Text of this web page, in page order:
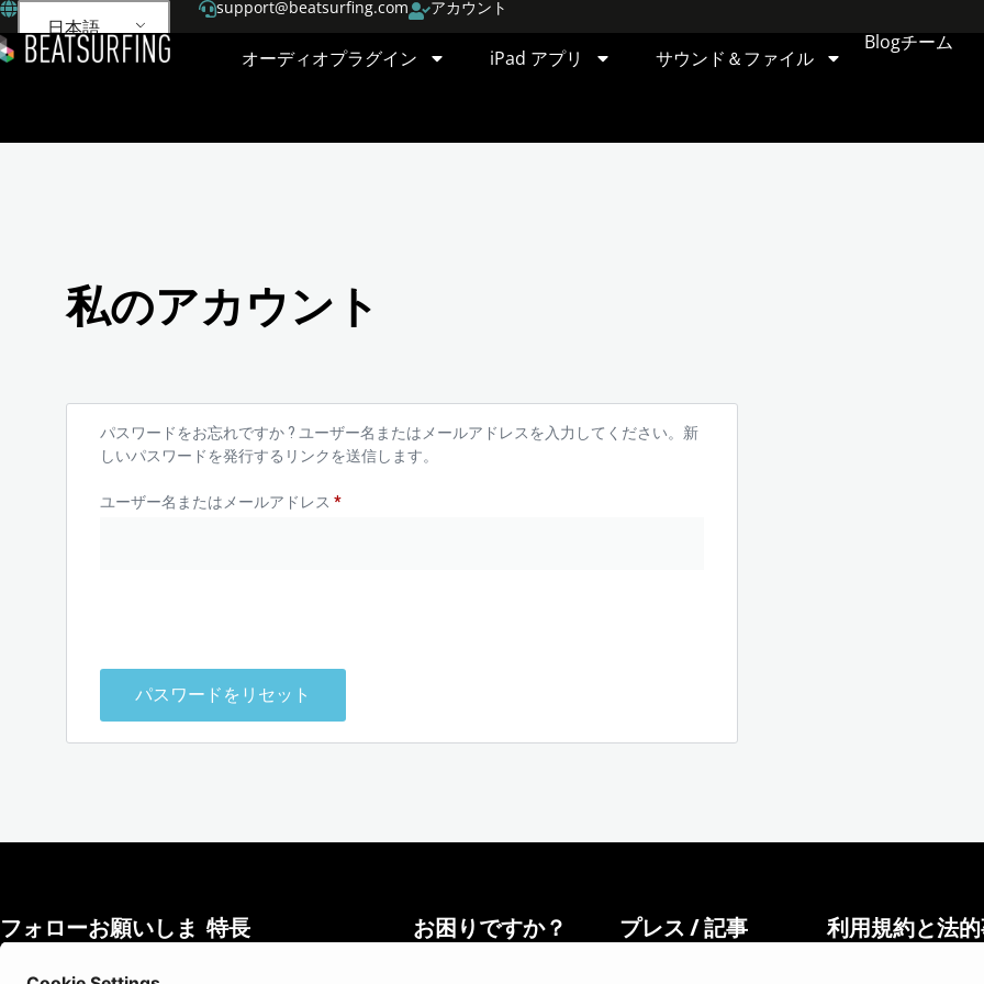
日本語
support@beatsurfing.com アカウント
オーディオプラグイン iPad アプリ サウンド＆ファイル
Blogチーム
私のアカウント
パスワードをお忘れですか ? ユーザー名またはメールアドレスを入力してください。新
しいパスワードを発行するリンクを送信します。
ユーザー名またはメールアドレス *
パスワードをリセット
フォローお願いしま 特長 お困りですか？ プレス / 記事 利用規約と法